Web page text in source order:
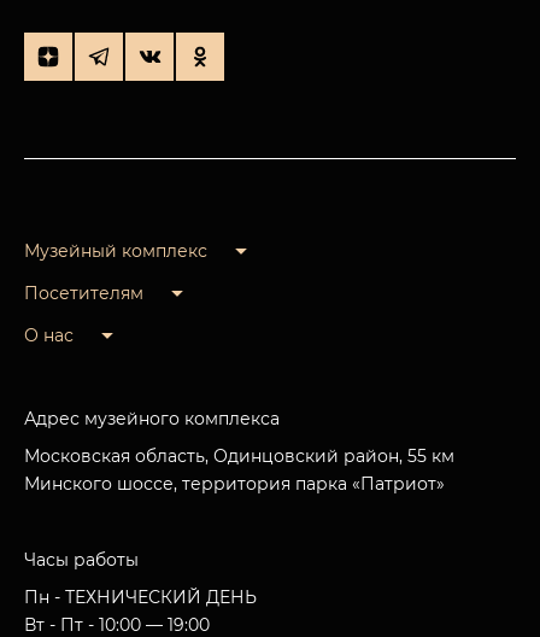
Музейный комплекс
Посетителям
О нас
Адрес музейного комплекса
Московская область, Одинцовский район, 55 км
Минского шоссе, территория парка «Патриот»
Часы работы
Пн - ТЕХНИЧЕСКИЙ ДЕНЬ
Вт - Пт - 10:00 — 19:00